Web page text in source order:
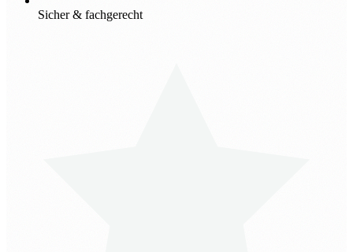
Sicher & fachgerecht